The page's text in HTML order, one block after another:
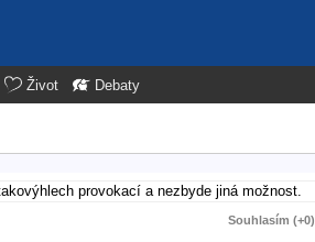
Život Debaty
provokací a nezbyde jiná možnost.
Souhlasím (+0)